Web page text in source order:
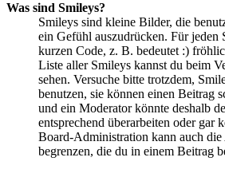
Was sind Smileys?
Smileys sind kleine Bilder, die
ein Gefühl auszudrücken. Für jeden
kurzen Code, z. B. bedeutet :)
Liste aller Smileys kannst du beim
sehen. Versuche bitte trotzdem,
benutzen, sie können einen Beitrag
und ein Moderator könnte deshalb
entsprechend überarbeiten oder gar
Board-Administration kann auch
begrenzen, die du in einem Beitrag